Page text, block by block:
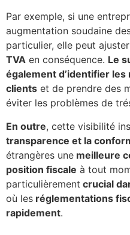
Par exemple, si une
augmentation soudaine
particulier, elle peut
TVA en conséquence. Le
également d’identifier
clients et de prendre des
éviter les problèmes de
En outre, cette visibilité
transparence et la
étrangères une meilleure
position fiscale à tout
particulièrement crucial
où les réglementations
rapidement.